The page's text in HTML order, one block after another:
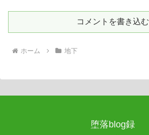
コメントを書き込む
ホーム 地下
堕落blog録